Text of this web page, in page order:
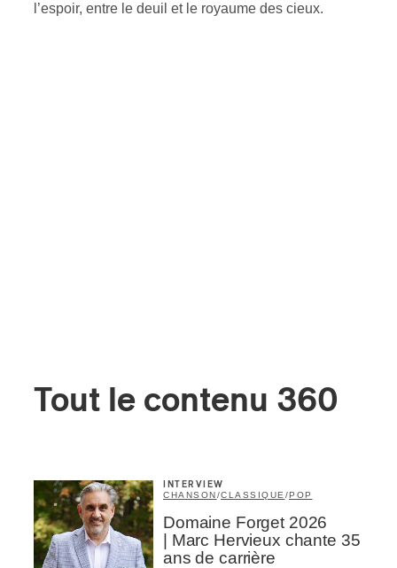
l’espoir, entre le deuil et le royaume des cieux.
Tout le contenu 360
INTERVIEW
CHANSON/CLASSIQUE /POP
Domaine Forget 2026
| Marc Hervieux chante 35
ans de carrière